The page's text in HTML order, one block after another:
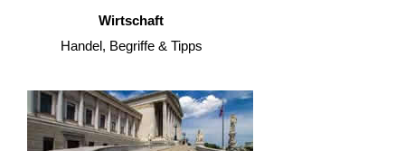
Wirtschaft
Handel, Begriffe & Tipps